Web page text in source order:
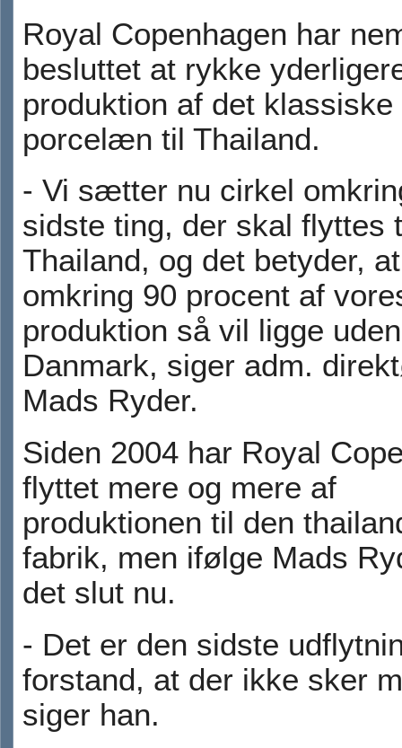
Royal Copenhagen har
besluttet at rykke
produktion af det klassiske
porcelæn til Thailand.
- Vi sætter nu cirkel
sidste ting, der skal flyttes
Thailand, og det betyder, at
omkring 90 procent af
produktion så vil ligge
Danmark, siger adm.
Mads Ryder.
Siden 2004 har Royal
flyttet mere og mere af
produktionen til den
fabrik, men ifølge Mads
det slut nu.
- Det er den sidste
forstand, at der ikke sker
siger han.